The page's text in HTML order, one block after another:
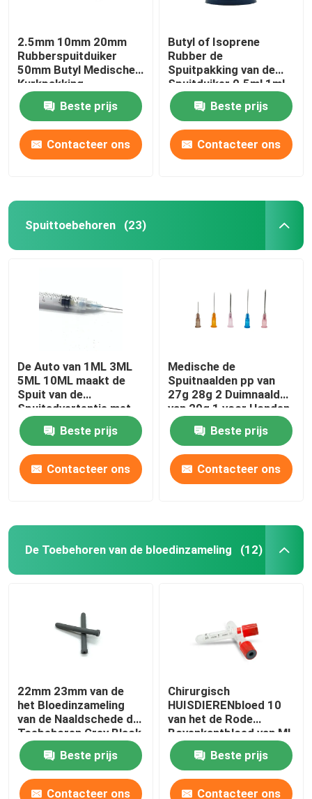
2.5mm 10mm 20mm
Rubberspuitduiker
50mm Butyl Medische
Kurkpakking
Beste prijs
Contacteer ons
Butyl of Isoprene
Rubber de
Spuitpakking van de
Spuitduiker 0.5ml 1ml
Beste prijs
Contacteer ons
Spuittoebehoren (23)
De Auto van 1ML 3ML
5ML 10ML maakt de
Spuit van de
Spuitadvertentie met
Naald onbruikbaar
Beste prijs
Contacteer ons
Medische de
Spuitnaalden pp van
27g 28g 2 Duimnaald
van 29g 1 voor Honden
Beste prijs
Contacteer ons
De Toebehoren van de bloedinzameling (12)
22mm 23mm van de
het Bloedinzameling
van de Naaldschede de
Toebehoren Grey Black
Beste prijs
Contacteer ons
Chirurgisch
HUISDIERENbloed 10
van het de Rode
Bovenkantbloed van Ml
Buizen Blauwe
SinaasappelBeste prijs
Contacteer ons